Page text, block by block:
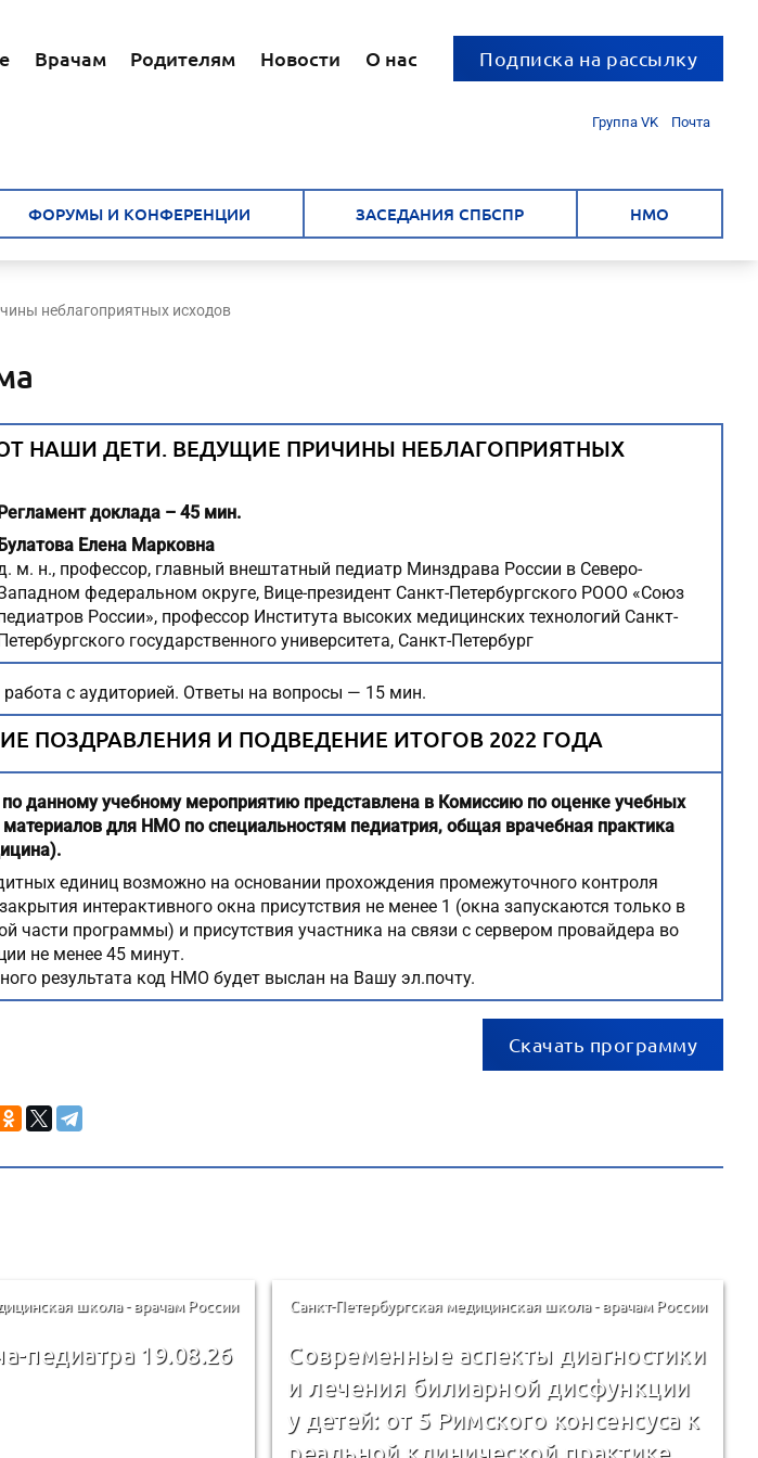
Врачам Родителям Новости О нас Подписка на рассылку
Группа VK Почта
ФОРУМЫ И КОНФЕРЕНЦИИ ЗАСЕДАНИЯ СПБСПР НМО
неблагоприятных исходов
НАШИ ДЕТИ. ВЕДУЩИЕ ПРИЧИНЫ НЕБЛАГОПРИЯТНЫХ
доклада – 45 мин.
Булатова Елена Марковна
м. н., профессор, главный внештатный педиатр Минздрава России в Северо-
федеральном округе, Вице-президент Санкт-Петербургского РООО «Союз
России», профессор Института высоких медицинских технологий Санкт-
государственного университета, Санкт-Петербург
работа с аудиторией. Ответы на вопросы — 15 мин.
ПОЗДРАВЛЕНИЯ И ПОДВЕДЕНИЕ ИТОГОВ 2022 ГОДА
данному учебному мероприятию представлена в Комиссию по оценке учебных
для НМО по специальностям педиатрия, общая врачебная практика
единиц возможно на основании прохождения промежуточного контроля
интерактивного окна присутствия не менее 1 (окна запускаются только в
части программы) и присутствия участника на связи с сервером провайдера во
не менее 45 минут.
результата код НМО будет выслан на Вашу эл.почту.
Скачать программу
школа - врачам России
педиатра 19.08.26
Санкт-Петербургская медицинская школа - врачам России
Современные аспекты диагностики
и лечения билиарной дисфункции
у детей: от 5 Римского консенсуса к
реальной клинической практике